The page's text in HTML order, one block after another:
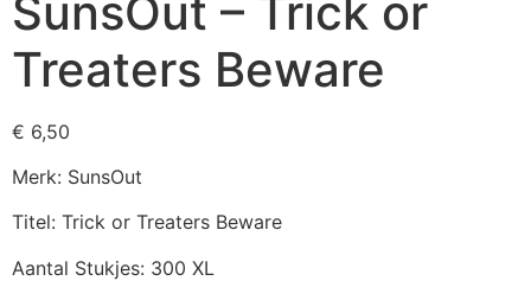
SunsOut – Trick or
Treaters Beware
€ 6,50
Merk: SunsOut
Titel: Trick or Treaters Beware
Aantal Stukjes: 300 XL